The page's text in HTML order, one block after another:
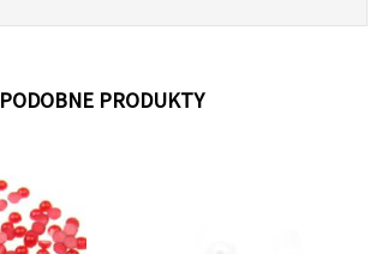
PODOBNE PRODUKTY